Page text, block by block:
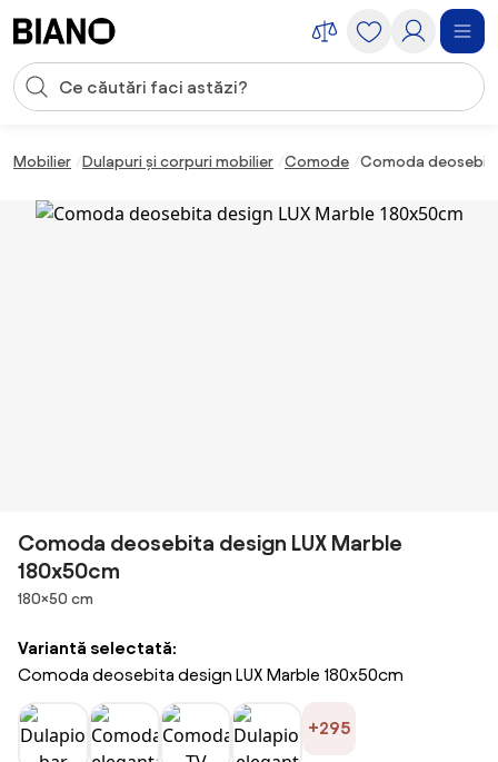
Introducerea căutării
Mobilier Dulapuri și corpuri mobilier Comode Comoda
Comoda deosebita design LUX Marble
180x50cm
Dimensiuni
180×50 cm
Variantă selectată:
Comoda deosebita design LUX Marble 180x50cm
+295